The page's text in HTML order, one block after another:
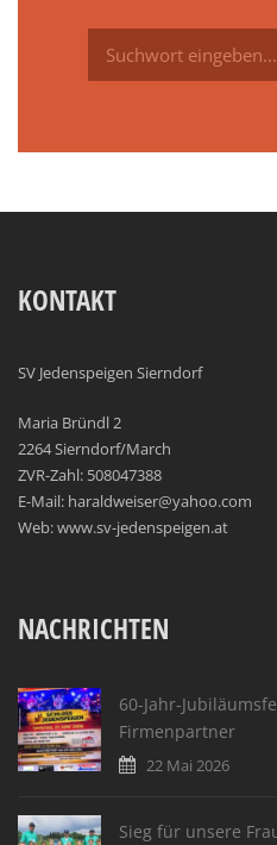
KONTAKT
SV Jedenspeigen Sierndorf
Maria Bründl 2
2264 Sierndorf/March
ZVR-Zahl: 508047388
E-Mail: haraldweiser@yahoo.com
Web: www.sv-jedenspeigen.at
NACHRICHTEN
60-Jahr-
Firmenpartner
22 Mai 2026
Sieg für unsere